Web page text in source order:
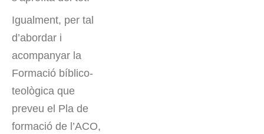
Igualment, per tal
d’abordar i
acompanyar la
Formació bíblico-
teològica que
preveu el Pla de
formació de l’ACO,